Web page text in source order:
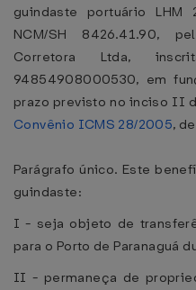
guindaste portuário
NCM/SH 8426.41.90,
Corretora Ltda,
94854908000530, em
prazo previsto no inciso II
Convênio ICMS 28/2005,
Parágrafo único. Este
guindaste:
I - seja objeto de
para o Porto de Paranaguá
II - permaneça de